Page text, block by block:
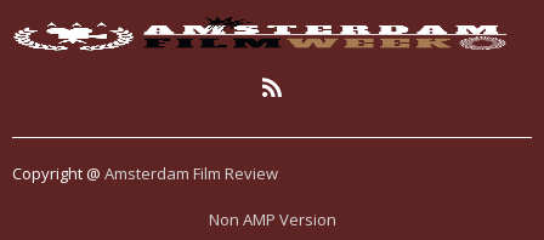
Copyright @ Amsterdam Film Review
Non AMP Version